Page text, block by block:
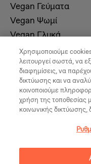
Vegan Γεύματα
Vegan Ψωμί
Vegan Γλυκά
Χρησιμοποιούμε
λειτουργεί σωστά, να
διαφημίσεις, να
δικτύωσης και να
κοινοποιούμε
χρήση της
κοινωνικής